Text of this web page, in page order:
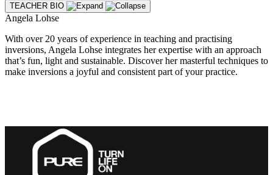
TEACHER BIO
Angela Lohse
With over 20 years of experience in teaching and practising
inversions, Angela Lohse integrates her expertise with an approach
that’s fun, light and sustainable. Discover her masterful techniques to
make inversions a joyful and consistent part of your practice.